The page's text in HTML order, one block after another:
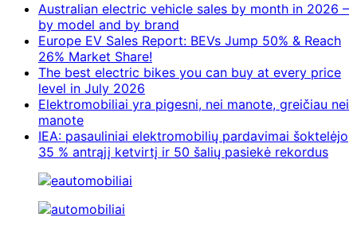
Australian electric vehicle sales by month in 2026 –
by model and by brand
Europe EV Sales Report: BEVs Jump 50% & Reach
26% Market Share!
The best electric bikes you can buy at every price
level in July 2026
Elektromobiliai yra pigesni, nei manote, greičiau nei
manote
IEA: pasauliniai elektromobilių pardavimai šoktelėjo
35 % antrąjį ketvirtį ir 50 šalių pasiekė rekordus